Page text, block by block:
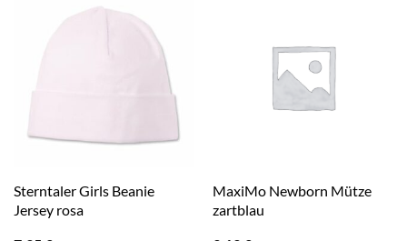
Sterntaler Girls Beanie
Jersey rosa
MaxiMo Newborn Mütze
zartblau